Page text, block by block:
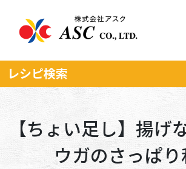
レシピ検索
【ちょい足し】揚げ
ウガのさっぱり